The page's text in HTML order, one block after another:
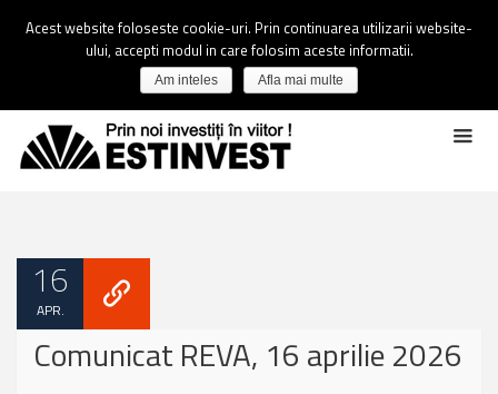
16
APR.
Comunicat REVA, 16 aprilie 2026
Acest website foloseste cookie-uri. Prin continuarea utilizarii website-
ului, accepti modul in care folosim aceste informatii.
Am inteles Afla mai multe